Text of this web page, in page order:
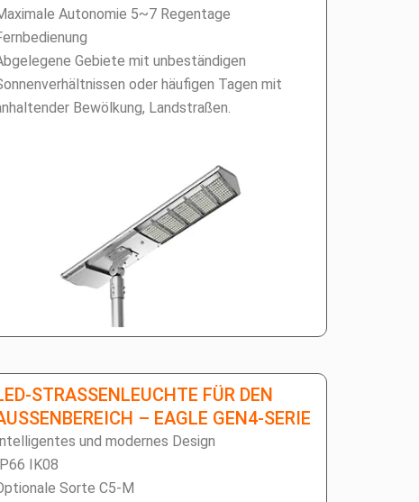
Autonomie 5~7 Regentage
Gebiete mit unbeständigen
oder häufigen Tagen mit
Bewölkung, Landstraßen.
STRASSENLEUCHTE FÜR DEN A
– EAGLE GEN4-SERIE
Intelligentes und modernes Design
IP66 IK08
Sorte C5-M